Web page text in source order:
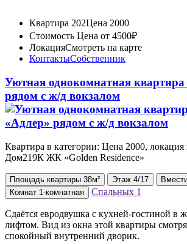
Квартира 202Цена 2000
Стоимость Цена от 4500₽
ЛокацияСмотреть на карте
КонтактыСобственник
Уютная однокомнатная
рядом с ж/д вокзалом
Квартира в категории: Цена 2000, локация
Дом219К ЖК «Golden Residence»
Площадь квартиры 38м² Этаж 4/17
Комнат 1-комнатная Спальных 1
Сдаётся евродвушка с кухней-гостиной в
лифтом. Вид из окна этой квартиры
спокойный внутренний дворик.